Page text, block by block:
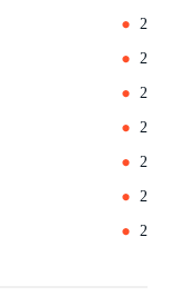
25
25
26
25
25
25
25